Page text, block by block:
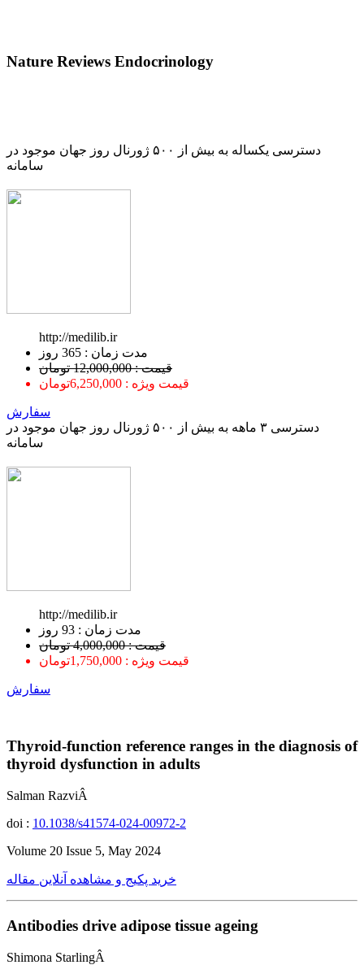
Nature Reviews Endocrinology
دسترسی یکساله به بیش از ۵۰۰ ژورنال روز جهان موجود در
سامانه
http://medilib.ir
ﻣﺪﺕ ﺯﻣﺎﻥ : 365 ﺭﻭﺯ
قیمت : 12,000,000 تومان
قیمت ویژه : 6,250,000تومان
سفارش
دسترسی ۳ ماهه به بیش از ۵۰۰ ژورنال روز جهان موجود در
سامانه
http://medilib.ir
ﻣﺪﺕ ﺯﻣﺎﻥ : 93 ﺭﻭﺯ
قیمت : 4,000,000 تومان
قیمت ویژه : 1,750,000تومان
سفارش
Thyroid-function reference ranges in the diagnosis of
thyroid dysfunction in adults
Salman RazviÂ
doi : 10.1038/s41574-024-00972-2
Volume 20 Issue 5, May 2024
خرید پکیج و مشاهده آنلاین مقاله
Antibodies drive adipose tissue ageing
Shimona StarlingÂ